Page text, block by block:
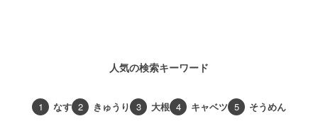
人気の検索キーワード
1 なす 2 きゅうり 3 大根 4 キャベツ 5 そうめん